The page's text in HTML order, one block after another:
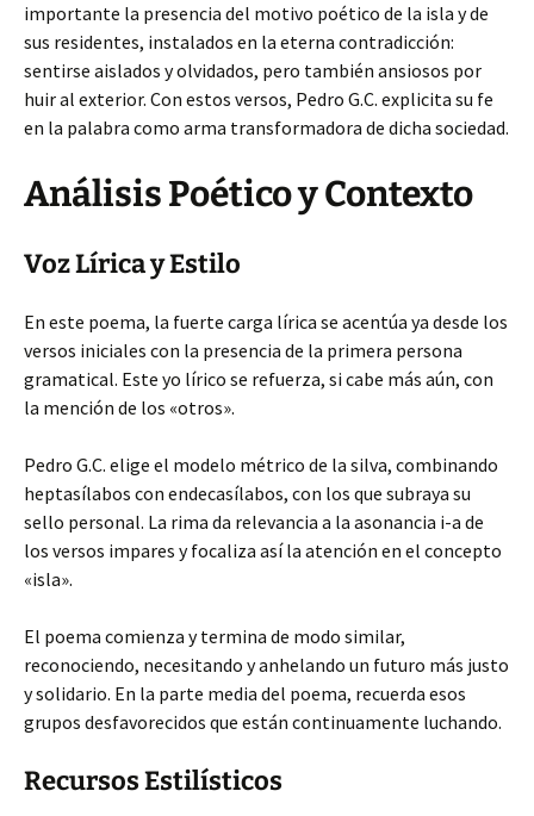
importante la presencia del motivo poético de la isla y de
sus residentes, instalados en la eterna contradicción:
sentirse aislados y olvidados, pero también ansiosos por
huir al exterior. Con estos versos, Pedro G.C. explicita su fe
en la palabra como arma transformadora de dicha sociedad.
Análisis Poético y Contexto
Voz Lírica y Estilo
En este poema, la fuerte carga lírica se acentúa ya desde los
versos iniciales con la presencia de la primera persona
gramatical. Este yo lírico se refuerza, si cabe más aún, con
la mención de los «otros».
Pedro G.C. elige el modelo métrico de la silva, combinando
heptasílabos con endecasílabos, con los que subraya su
sello personal. La rima da relevancia a la asonancia i-a de
los versos impares y focaliza así la atención en el concepto
«isla».
El poema comienza y termina de modo similar,
reconociendo, necesitando y anhelando un futuro más justo
y solidario. En la parte media del poema, recuerda esos
grupos desfavorecidos que están continuamente luchando.
Recursos Estilísticos